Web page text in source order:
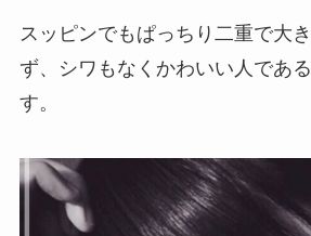
スッピンでもぱっちり二重で大
ず、シワもなくかわいい人であ
す。